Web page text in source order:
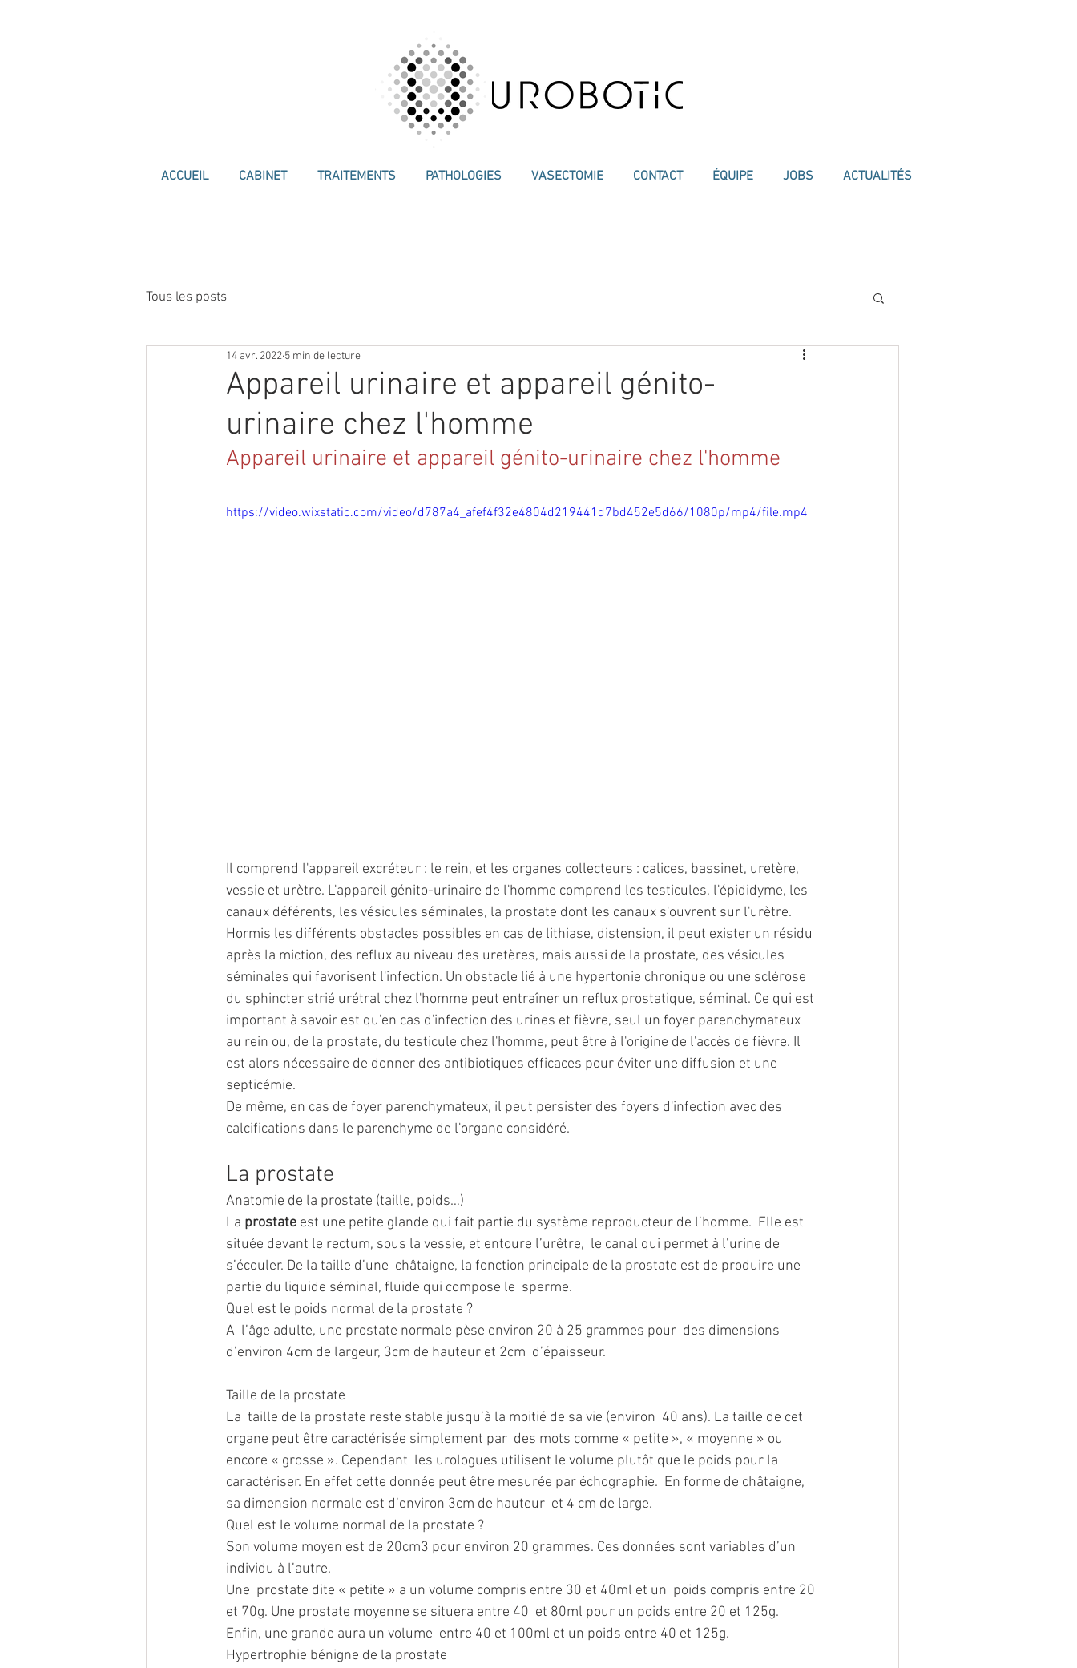
ACCUEIL CABINET TRAITEMENTS PATHOLOGIES VASECTOMIE CONTACT ÉQUIPE JOBS ACTUALITÉS
Tous les posts
Appareil urinaire et appareil génito-
urinaire chez l'homme
14 avr. 2022 5 min de lecture
Appareil urinaire et appareil génito-urinaire chez l'homme
https://video.wixstatic.com/video/d787a4_afef4f32e4804d219441d7bd452e5d66/1080p/mp4/file.mp4
Il comprend l'appareil excréteur : le rein, et les organes collecteurs : calices, bassinet, uretère,
vessie et urètre. L'appareil génito-urinaire de l'homme comprend les testicules, l'épididyme, les
canaux déférents, les vésicules séminales, la prostate dont les canaux s'ouvrent sur l'urètre.
Hormis les différents obstacles possibles en cas de lithiase, distension, il peut exister un résidu
après la miction, des reflux au niveau des uretères, mais aussi de la prostate, des vésicules
séminales qui favorisent l'infection. Un obstacle lié à une hypertonie chronique ou une sclérose
du sphincter strié urétral chez l'homme peut entraîner un reflux prostatique, séminal. Ce qui est
important à savoir est qu'en cas d'infection des urines et fièvre, seul un foyer parenchymateux
au rein ou, de la prostate, du testicule chez l'homme, peut être à l'origine de l'accès de fièvre. Il
est alors nécessaire de donner des antibiotiques efficaces pour éviter une diffusion et une
septicémie.
De même, en cas de foyer parenchymateux, il peut persister des foyers d'infection avec des
calcifications dans le parenchyme de l'organe considéré.
La prostate
Anatomie de la prostate (taille, poids…)
La prostate est une petite glande qui fait partie du système reproducteur de l’homme.  Elle est
située devant le rectum, sous la vessie, et entoure l’urêtre,  le canal qui permet à l’urine de
s’écouler. De la taille d’une  châtaigne, la fonction principale de la prostate est de produire une
partie du liquide séminal, fluide qui compose le  sperme.
Quel est le poids normal de la prostate ?
A  l’âge adulte, une prostate normale pèse environ 20 à 25 grammes pour  des dimensions
d’environ 4cm de largeur, 3cm de hauteur et 2cm  d’épaisseur.
Taille de la prostate
La  taille de la prostate reste stable jusqu’à la moitié de sa vie (environ  40 ans). La taille de cet
organe peut être caractérisée simplement par  des mots comme « petite », « moyenne » ou
encore « grosse ». Cependant  les urologues utilisent le volume plutôt que le poids pour la
caractériser. En effet cette donnée peut être mesurée par échographie.  En forme de châtaigne,
sa dimension normale est d’environ 3cm de hauteur  et 4 cm de large.
Quel est le volume normal de la prostate ?
Son volume moyen est de 20cm3 pour environ 20 grammes. Ces données sont variables d’un
individu à l’autre.
Une  prostate dite « petite » a un volume compris entre 30 et 40ml et un  poids compris entre 20
et 70g. Une prostate moyenne se situera entre 40  et 80ml pour un poids entre 20 et 125g.
Enfin, une grande aura un volume  entre 40 et 100ml et un poids entre 40 et 125g.
Hypertrophie bénigne de la prostate